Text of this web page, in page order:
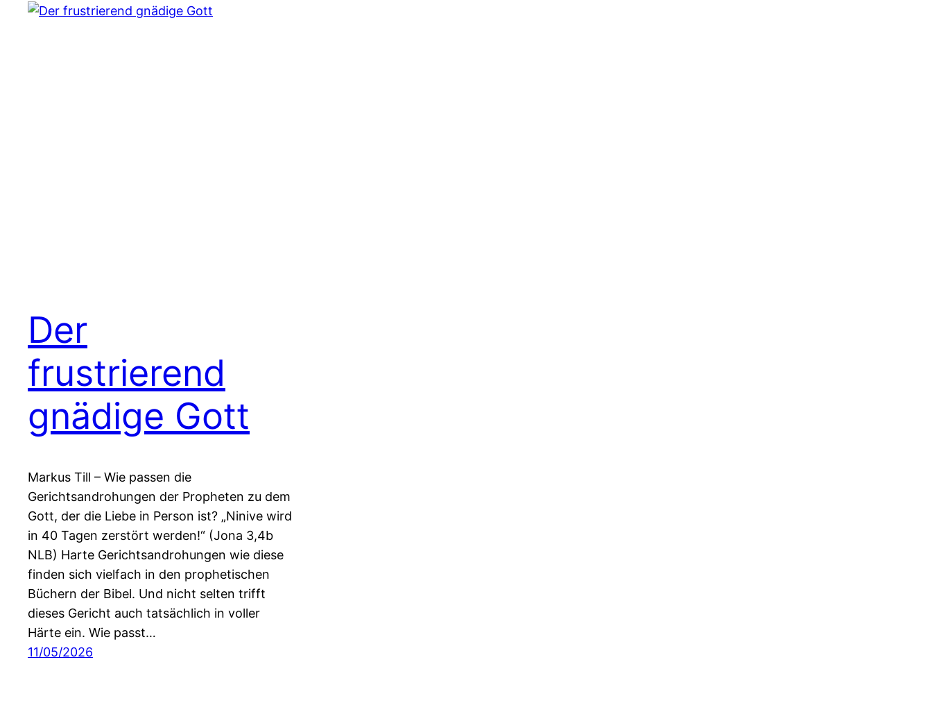
Der
frustrierend
gnädige Gott
Markus Till – Wie passen die
Gerichtsandrohungen der Propheten zu dem
Gott, der die Liebe in Person ist? „Ninive wird
in 40 Tagen zerstört werden!“ (Jona 3,4b
NLB) Harte Gerichtsandrohungen wie diese
finden sich vielfach in den prophetischen
Büchern der Bibel. Und nicht selten trifft
dieses Gericht auch tatsächlich in voller
Härte ein. Wie passt…
11/05/2026